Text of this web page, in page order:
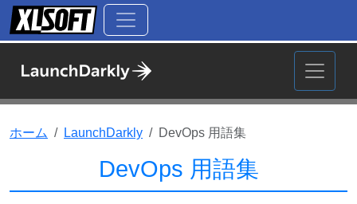
ホーム LaunchDarkly DevOps 用語集
DevOps 用語集